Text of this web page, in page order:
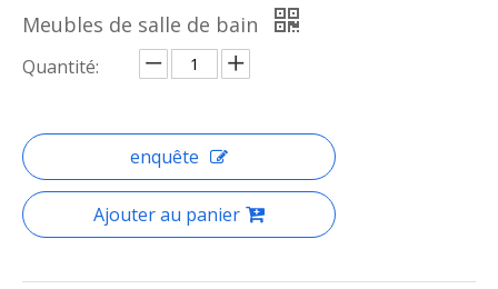
Meubles de salle de bain
Quantité:
enquête
Ajouter au panier